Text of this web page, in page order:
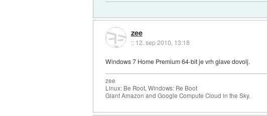
zee
:: 12. sep 2010, 13:18
Windows 7 Home Premium 64-bit je vrh glave dovolj.
zee
Linux: Be Root, Windows: Re Boot
Giant Amazon and Google Compute Cloud in the Sky.